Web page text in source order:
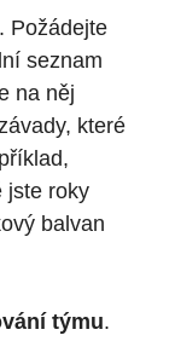
. Požádejte
seznam
na něj
které
jste roky
balvan
týmu.